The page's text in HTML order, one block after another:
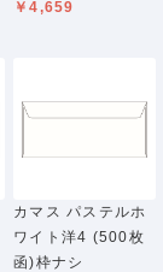
￥4,659
カマス パステルホ
ワイト洋4 (500枚
函)枠ナシ